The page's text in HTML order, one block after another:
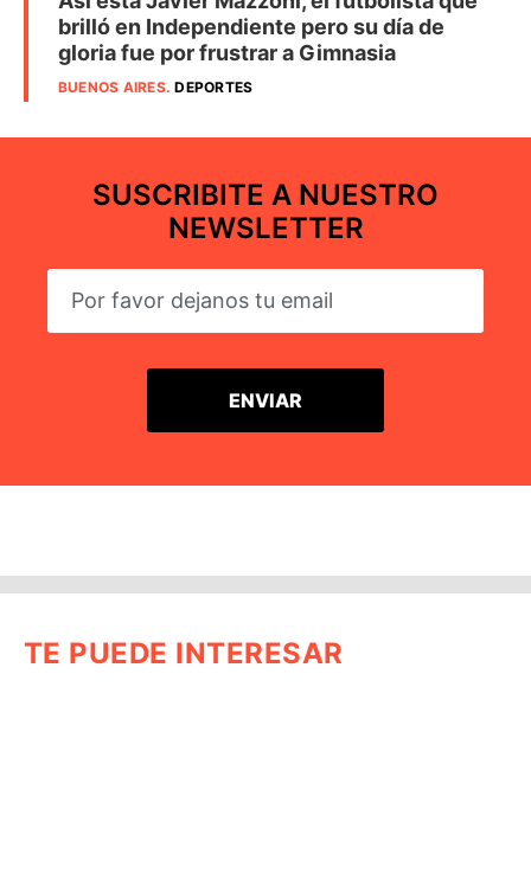
brilló en Independiente pero su día de
gloria fue por frustrar a Gimnasia
BUENOS AIRES.DEPORTES
SUSCRIBITE A NUESTRO
NEWSLETTER
TE PUEDE INTERESAR